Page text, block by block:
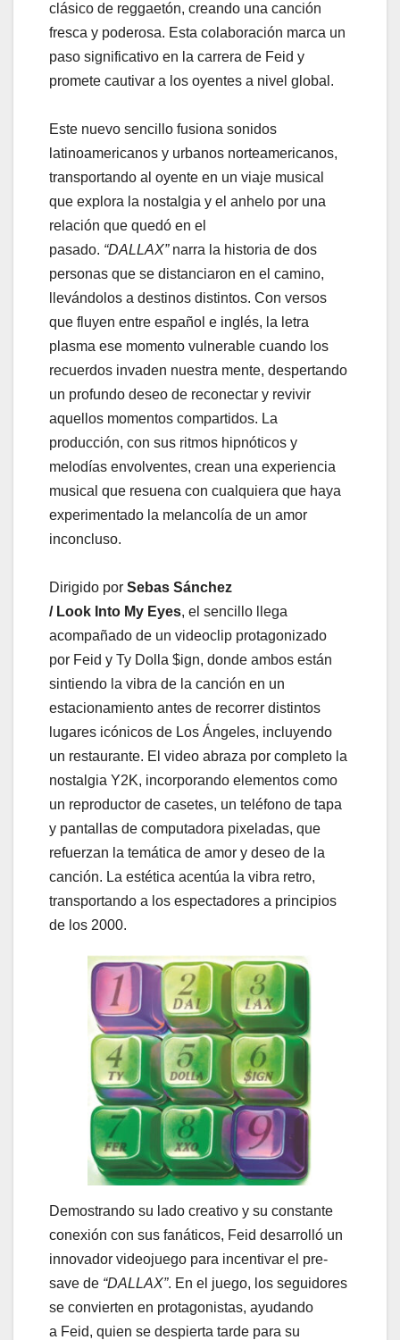
clásico de reggaetón, creando una canción
fresca y poderosa. Esta colaboración marca un
paso significativo en la carrera de Feid y
promete cautivar a los oyentes a nivel global.
Este nuevo sencillo fusiona sonidos
latinoamericanos y urbanos norteamericanos,
transportando al oyente en un viaje musical
que explora la nostalgia y el anhelo por una
relación que quedó en el
pasado. “DALLAX”narra la historia de dos
personas que se distanciaron en el camino,
llevándolos a destinos distintos. Con versos
que fluyen entre español e inglés, la letra
plasma ese momento vulnerable cuando los
recuerdos invaden nuestra mente, despertando
un profundo deseo de reconectar y revivir
aquellos momentos compartidos. La
producción, con sus ritmos hipnóticos y
melodías envolventes, crean una experiencia
musical que resuena con cualquiera que haya
experimentado la melancolía de un amor
inconcluso.
Dirigido por Sebas Sánchez
/ Look Into My Eyes, el sencillo llega
acompañado de un videoclip protagonizado
por Feid y Ty Dolla $ign, donde ambos están
sintiendo la vibra de la canción en un
estacionamiento antes de recorrer distintos
lugares icónicos de Los Ángeles, incluyendo
un restaurante. El video abraza por completo la
nostalgia Y2K, incorporando elementos como
un reproductor de casetes, un teléfono de tapa
y pantallas de computadora pixeladas, que
refuerzan la temática de amor y deseo de la
canción. La estética acentúa la vibra retro,
transportando a los espectadores a principios
de los 2000.
Demostrando su lado creativo y su constante
conexión con sus fanáticos, Feid desarrolló un
innovador videojuego para incentivar el pre-
save de “DALLAX”. En el juego, los seguidores
se convierten en protagonistas, ayudando
a Feid, quien se despierta tarde para su